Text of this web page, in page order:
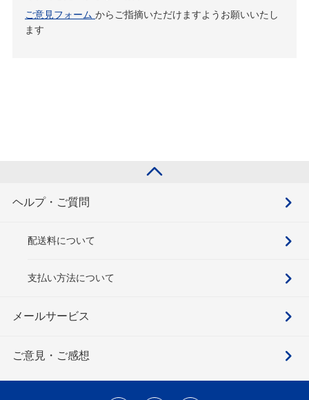
ご意見フォーム からご指摘いただけますようお願いいたし
ます
ヘルプ・ご質問
配送料について
支払い方法について
メールサービス
ご意見・ご感想